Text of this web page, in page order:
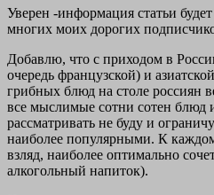
Уверен -информация статьи
многих моих дорогих
Добавлю, что с приходом в
очередь французской) и
грибных блюд на столе россиян
все мыслимые сотни сотен блюд
рассматривать не буду и
наиболее популярными. К
взляд, наиболее оптимально
алкогольный напиток).